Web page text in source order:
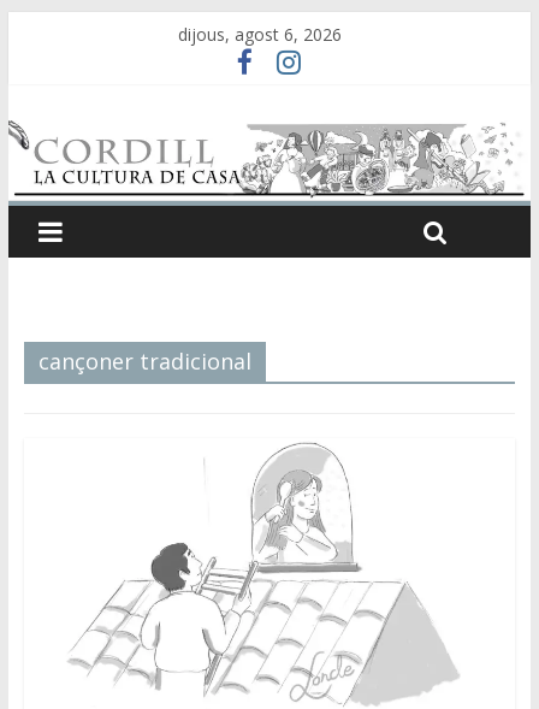
dijous, agost 6, 2026
cançoner tradicional